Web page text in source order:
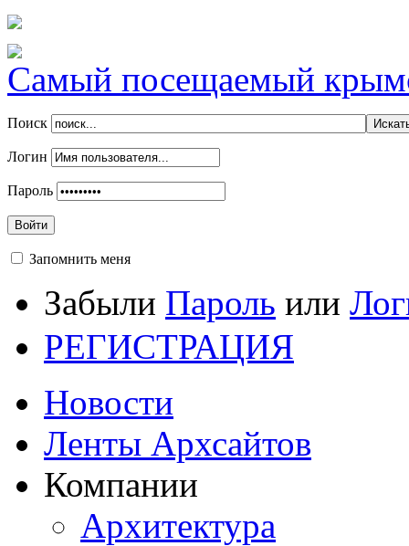
Самый посещаемый
Поиск
Логин
Пароль
Войти
Запомнить меня
Забыли Пароль или
РЕГИСТРАЦИЯ
Новости
Ленты Архсайтов
Компании
Архитектура